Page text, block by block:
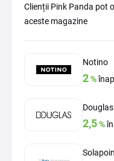
Clienții Pink Panda pot
aceste magazine
Notino
2%
Douglas
2,5%